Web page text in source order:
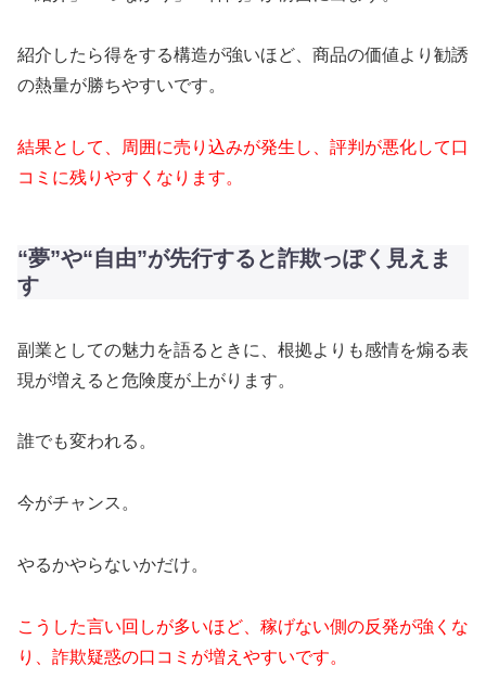
紹介したら得をする構造が強いほど、商品の価値より勧誘
の熱量が勝ちやすいです。
結果として、周囲に売り込みが発生し、評判が悪化して口
コミに残りやすくなります。
“夢”や“自由”が先行すると詐欺っぽく見えま
す
副業としての魅力を語るときに、根拠よりも感情を煽る表
現が増えると危険度が上がります。
誰でも変われる。
今がチャンス。
やるかやらないかだけ。
こうした言い回しが多いほど、稼げない側の反発が強くな
り、詐欺疑惑の口コミが増えやすいです。